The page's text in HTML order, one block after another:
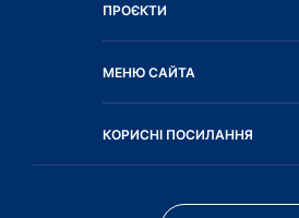
ПРОЄКТИ
МЕНЮ САЙТА
КОРИСНІ ПОСИЛАННЯ